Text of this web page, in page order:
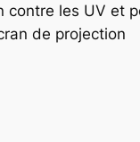
contre les UV et
de projection